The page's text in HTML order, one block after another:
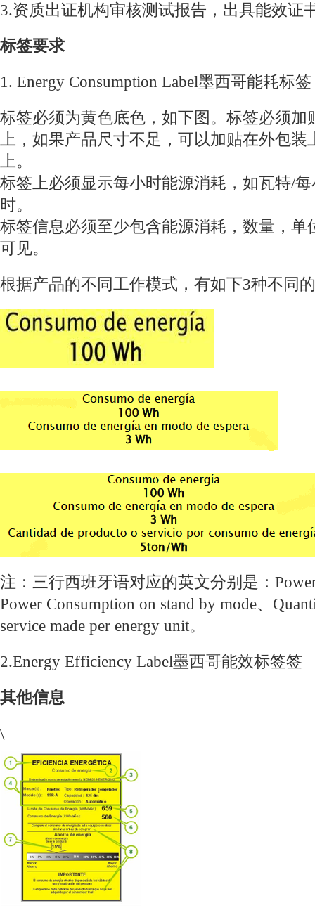
3.资质出证机构审核测试报告，出具能效证
标签要求
1. Energy Consumption Label墨西哥能耗标签
标签必须为黄色底色，如下图。标签必须加
上，如果产品尺寸不足，可以加贴在外包
上。
标签上必须显示每小时能源消耗，如瓦特/
时。
标签信息必须至少包含能源消耗，数量，单
可见。
根据产品的不同工作模式，有如下3种不同
注：三行西班牙语对应的英文分别是：
Power Consumption on stand by mode、
service made per energy unit。
2.Energy Efficiency Label墨西哥能效标签签
其他信息
\